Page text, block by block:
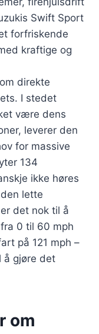
Swift Sport
forfriskende
kraftige og
direkte
I stedet
være dens
leverer den
for massive
134
ikke høres
lette
det nok til å
0 til 60 mph
på 121 mph –
å gjøre det
om